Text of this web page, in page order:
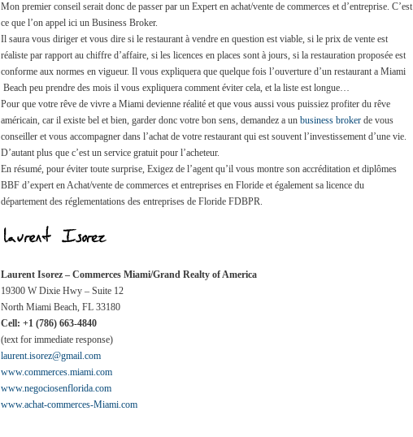
Mon premier conseil serait donc de passer par un Expert en achat/vente de commerces et d’entreprise. C’est
ce que l’on appel ici un Business Broker.
Il saura vous diriger et vous dire si le restaurant à vendre en question est viable, si le prix de vente est
réaliste par rapport au chiffre d’affaire, si les licences en places sont à jours, si la restauration proposée est
conforme aux normes en vigueur. Il vous expliquera que quelque fois l’ouverture d’un restaurant a Miami
Beach peu prendre des mois il vous expliquera comment éviter cela, et la liste est longue…
Pour que votre rêve de vivre a Miami devienne réalité et que vous aussi vous puissiez profiter du rêve
américain, car il existe bel et bien, garder donc votre bon sens, demandez a un business brokerde vous
conseiller et vous accompagner dans l’achat de votre restaurant qui est souvent l’investissement d’une vie.
D’autant plus que c’est un service gratuit pour l’acheteur.
En résumé, pour éviter toute surprise, Exigez de l’agent qu’il vous montre son accréditation et diplômes
BBF d’expert en Achat/vente de commerces et entreprises en Floride et également sa licence du
département des réglementations des entreprises de Floride FDBPR.
Laurent Isorez – Commerces Miami/Grand Realty of America
19300 W Dixie Hwy – Suite 12
North Miami Beach, FL 33180
Cell: +1 (786) 663-4840
(text for immediate response)
laurent.isorez@gmail.com
www.commerces.miami.com
www.negociosenflorida.com
www.achat-commerces-Miami.com